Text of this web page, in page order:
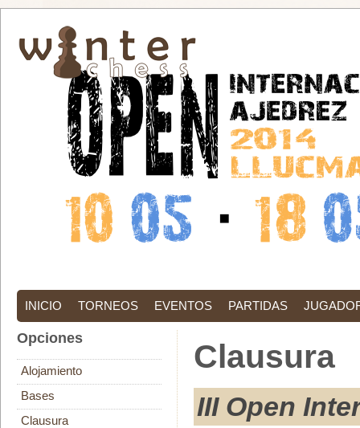
INICIO TORNEOS EVENTOS PARTIDAS
Clausura
III Open
Opciones
Alojamiento
Bases
Clausura